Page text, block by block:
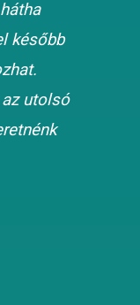
később
az utolsó